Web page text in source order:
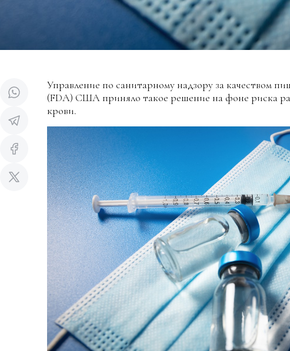
Управление по санитарному надзору за качеством
(FDA) США приняло такое решение на фоне риска
крови.